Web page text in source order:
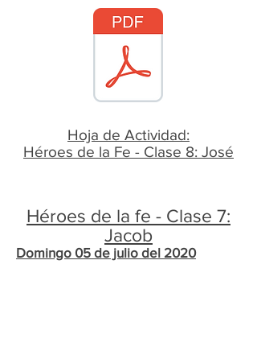
Hoja de Actividad:
​Héroes de la Fe - Clase 8: José
Héroes de la fe - Clase 7:
Jacob
Domingo 05 de julio del 2020